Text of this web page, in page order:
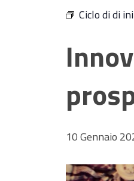
Ciclo di di
10 Gennaio